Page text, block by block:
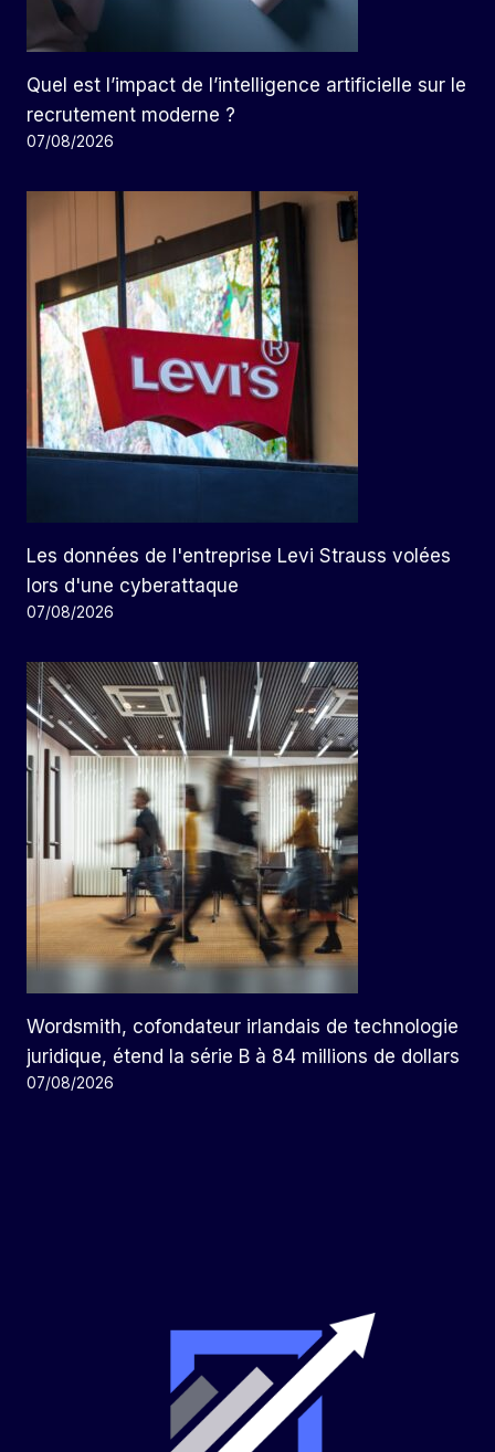
Quel est l’impact de l’intelligence artificielle sur le
recrutement moderne ?
07/08/2026
Les données de l'entreprise Levi Strauss volées
lors d'une cyberattaque
07/08/2026
Wordsmith, cofondateur irlandais de technologie
juridique, étend la série B à 84 millions de dollars
07/08/2026